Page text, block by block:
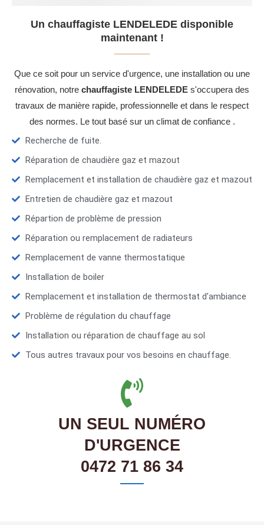
Un chauffagiste LENDELEDE disponible
maintenant !
Que ce soit pour un service d'urgence, une installation ou une
rénovation, notre chauffagiste LENDELEDE s'occupera des
travaux de manière rapide, professionnelle et dans le respect
des normes. Le tout basé sur un climat de confiance .
Recherche de fuite.
Réparation de chaudière gaz et mazout
Remplacement et installation de chaudière gaz et mazout
Entretien de chaudière gaz et mazout
Répartion de problème de pression
Réparation ou remplacement de radiateurs
Remplacement de vanne thermostatique
Installation de boiler
Remplacement et installation de thermostat d'ambiance
Problème de régulation du chauffage
Installation ou réparation de chauffage au sol
Tous autres travaux pour vos besoins en chauffage.
UN SEUL NUMÉRO
D'URGENCE
0472 71 86 34